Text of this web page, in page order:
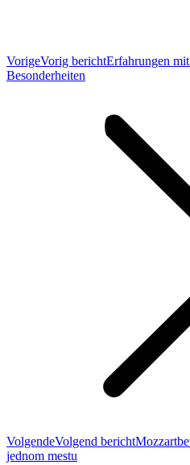
VorigeVorig berichtErfahrungen
Besonderheiten
VolgendeVolgend bericht
jednom mestu